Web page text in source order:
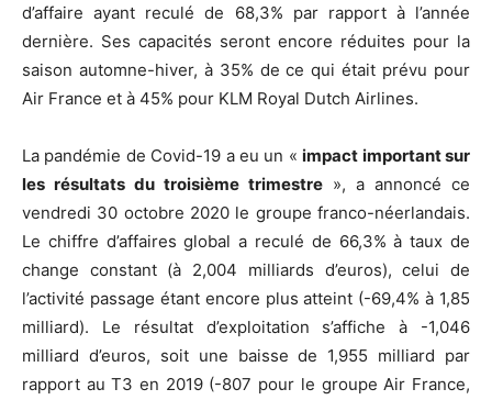
d’affaire ayant reculé de 68,3% par rapport à l’année
dernière. Ses capacités seront encore réduites pour la
saison automne-hiver, à 35% de ce qui était prévu pour
Air France et à 45% pour KLM Royal Dutch Airlines.
La pandémie de Covid-19 a eu un «impact important sur
les résultats du troisième trimestre », a annoncé ce
vendredi 30 octobre 2020 le groupe franco-néerlandais.
Le chiffre d’affaires global a reculé de 66,3% à taux de
change constant (à 2,004 milliards d’euros), celui de
l’activité passage étant encore plus atteint (-69,4% à 1,85
milliard). Le résultat d’exploitation s’affiche à -1,046
milliard d’euros, soit une baisse de 1,955 milliard par
rapport au T3 en 2019 (-807 pour le groupe Air France,